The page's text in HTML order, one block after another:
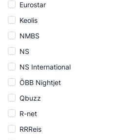
Eurostar
Keolis
NMBS
NS
NS International
ÖBB Nightjet
Qbuzz
R-net
RRReis